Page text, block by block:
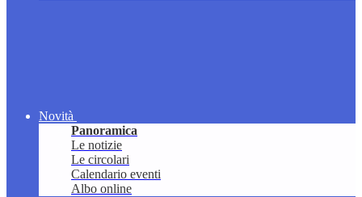
Novità
Panoramica
Le notizie
Le circolari
Calendario eventi
Albo online